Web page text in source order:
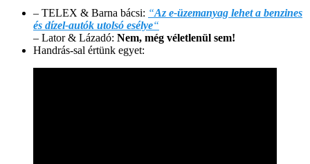
– TELEX & Barna bácsi: “Az e-üzemanyag lehet a benzines
és dízel-autók utolsó esélye“
– Lator & Lázadó: Nem, még véletlenül sem!
Handrás-sal értünk egyet: